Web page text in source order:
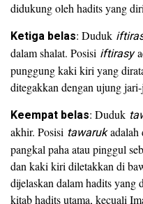
didukung oleh hadits yang
Ketiga belas: Duduk
dalam shalat. Posisi iftirasy
punggung kaki kiri yang
ditegakkan dengan ujung
Keempat belas: Duduk
akhir. Posisi tawarukadalah
pangkal paha atau pinggul
dan kaki kiri diletakkan di
dijelaskan dalam hadits yang
kitab hadits utama, kecuali